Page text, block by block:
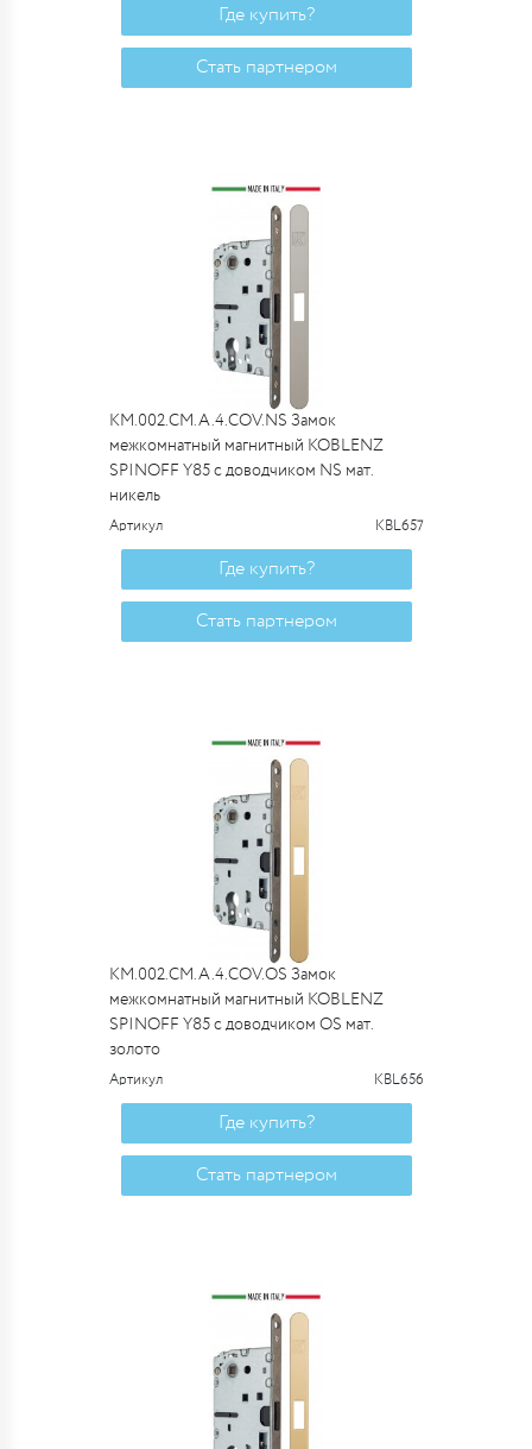
Где купить?
Стать партнером
KM.002.CM.A.4.COV.NS Замок
межкомнатный магнитный KOBLENZ
SPINOFF Y85 с доводчиком NS мат.
никель
Артикул KBL657
Где купить?
Стать партнером
KM.002.CM.A.4.COV.OS Замок
межкомнатный магнитный KOBLENZ
SPINOFF Y85 с доводчиком OS мат.
золото
Артикул KBL656
Где купить?
Стать партнером